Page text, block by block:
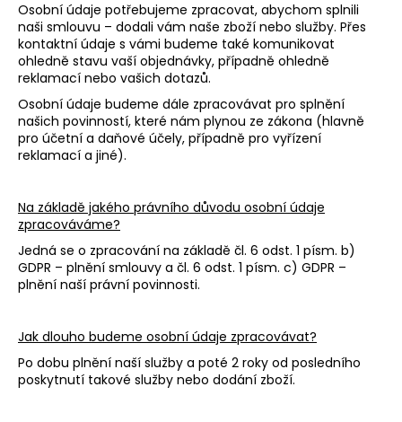
Osobní údaje potřebujeme zpracovat, abychom splnili
naši smlouvu – dodali vám naše zboží nebo služby. Přes
kontaktní údaje s vámi budeme také komunikovat
ohledně stavu vaší objednávky, případně ohledně
reklamací nebo vašich dotazů.
Osobní údaje budeme dále zpracovávat pro splnění
našich povinností, které nám plynou ze zákona (hlavně
pro účetní a daňové účely, případně pro vyřízení
reklamací a jiné).
Na základě jakého právního důvodu osobní údaje
zpracováváme?
Jedná se o zpracování na základě čl. 6 odst. 1 písm. b)
GDPR – plnění smlouvy a čl. 6 odst. 1 písm. c) GDPR –
plnění naší právní povinnosti.
Jak dlouho budeme osobní údaje zpracovávat?
Po dobu plnění naší služby a poté 2 roky od posledního
poskytnutí takové služby nebo dodání zboží.